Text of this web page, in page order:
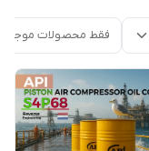
فقط محصولات موجود